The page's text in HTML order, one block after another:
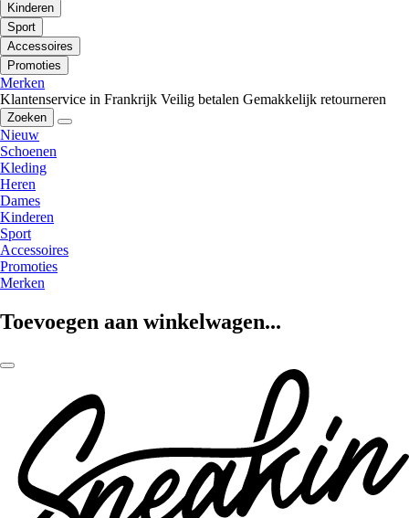
Kinderen
Sport
Accessoires
Promoties
Merken
Klantenservice in Frankrijk Veilig betalen Gemakkelijk retourneren
Zoeken
Nieuw
Schoenen
Kleding
Heren
Dames
Kinderen
Sport
Accessoires
Promoties
Merken
Toevoegen aan winkelwagen...